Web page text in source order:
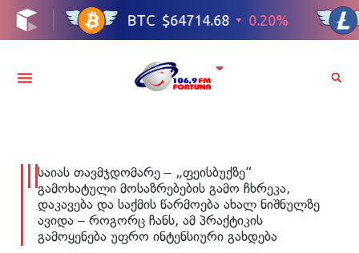
საიას თავმჯდომარე – „ფეისბუქზე“
გამოხატული მოსაზრებების გამო ჩხრეკა,
დაკავება და საქმის წარმოება ახალ ნიშნულზე
ავიდა – როგორც ჩანს, ამ პრაქტიკის
გამოყენება უფრო ინტენსიური გახდება